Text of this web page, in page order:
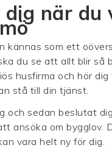
när du
kännas som ett
du se att allt blir så
husfirma och hör dig
stå till din tjänst.
och sedan beslutat
ansöka om bygglov.
vara helt ny för dig.